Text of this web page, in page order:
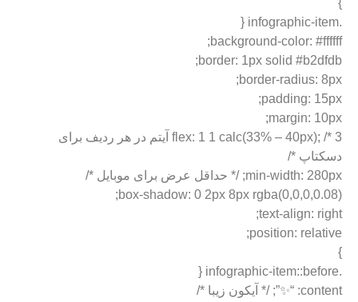
}
.infographic-item {
background-color: #ffffff;
border: 1px solid #b2dfdb;
border-radius: 8px;
padding: 15px;
margin: 10px;
flex: 1 1 calc(33% – 40px); /* 3 آیتم در هر ردیف برای
دسکتاپ */
min-width: 280px; /* حداقل عرض برای موبایل */
box-shadow: 0 2px 8px rgba(0,0,0,0.08);
text-align: right;
position: relative;
}
.infographic-item::before {
content: “✨”; /* آیکون زیبا */